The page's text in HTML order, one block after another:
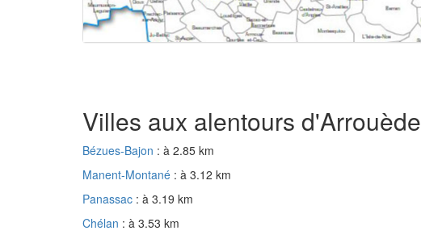
Villes aux alentours d'Arrouède
Bézues-Bajon : à 2.85 km
Manent-Montané : à 3.12 km
Panassac : à 3.19 km
Chélan : à 3.53 km